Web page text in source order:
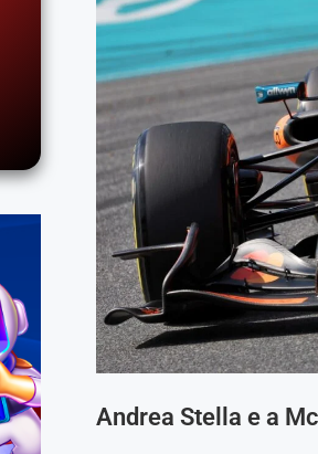
Andrea Stella e a